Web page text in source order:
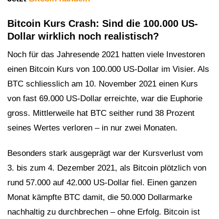
Bitcoin Kurs Crash: Sind die 100.000 US-
Dollar wirklich noch realistisch?
Noch für das Jahresende 2021 hatten viele Investoren
einen Bitcoin Kurs von 100.000 US-Dollar im Visier. Als
BTC schliesslich am 10. November 2021 einen Kurs
von fast 69.000 US-Dollar erreichte, war die Euphorie
gross. Mittlerweile hat BTC seither rund 38 Prozent
seines Wertes verloren – in nur zwei Monaten.
Besonders stark ausgeprägt war der Kursverlust vom
3. bis zum 4. Dezember 2021, als Bitcoin plötzlich von
rund 57.000 auf 42.000 US-Dollar fiel. Einen ganzen
Monat kämpfte BTC damit, die 50.000 Dollarmarke
nachhaltig zu durchbrechen – ohne Erfolg. Bitcoin ist